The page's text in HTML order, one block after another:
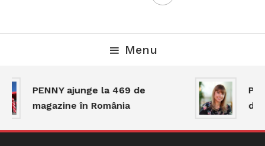
Menu
PENNY ajunge la 469 de
magazine în România